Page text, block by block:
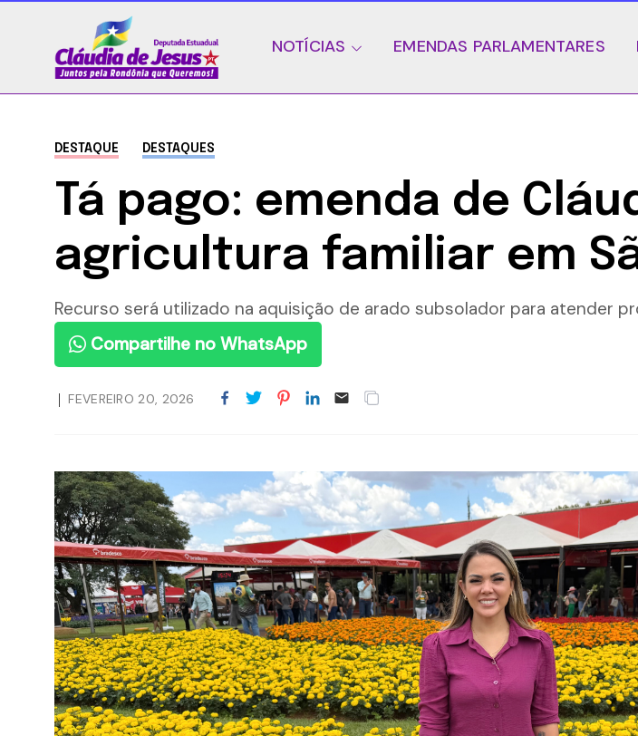
NOTÍCIAS EMENDAS PARLAMENTARES
DESTAQUE DESTAQUES
Tá pago: emenda de
agricultura familiar em
Recurso será utilizado na aquisição de arado subsolador para atender
Compartilhe no WhatsApp
FEVEREIRO 20, 2026